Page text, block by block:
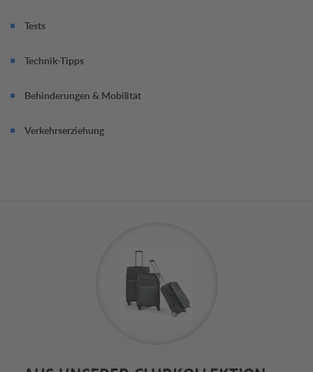
Tests
Technik-Tipps
Behinderungen & Mobilität
Verkehrserziehung